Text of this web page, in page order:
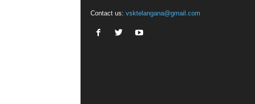
Contact us: vsktelangana@gmail.com